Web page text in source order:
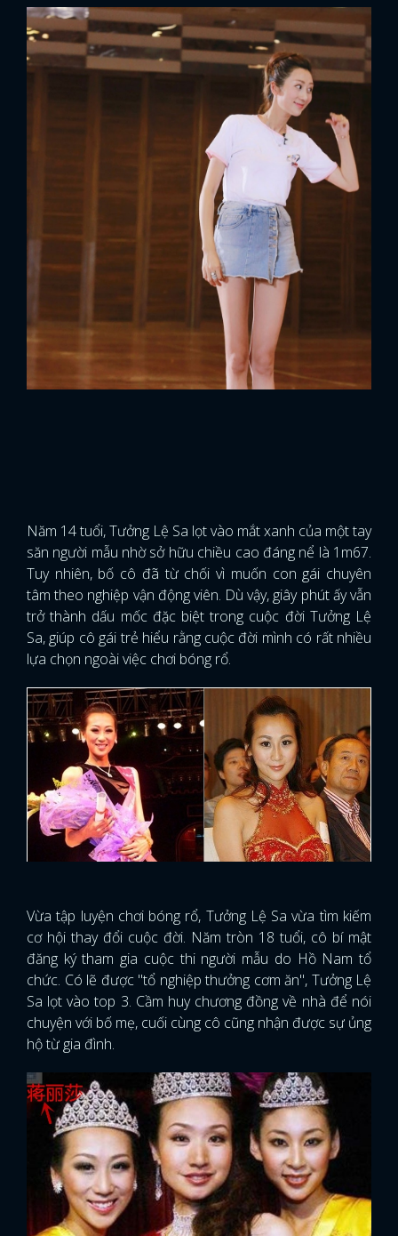
Năm 14 tuổi, Tưởng Lệ Sa lọt vào mắt xanh của một tay
săn người mẫu nhờ sở hữu chiều cao đáng nể là 1m67.
Tuy nhiên, bố cô đã từ chối vì muốn con gái chuyên
tâm theo nghiệp vận động viên. Dù vậy, giây phút ấy vẫn
trở thành dấu mốc đặc biệt trong cuộc đời Tưởng Lệ
Sa, giúp cô gái trẻ hiểu rằng cuộc đời mình có rất nhiều
lựa chọn ngoài việc chơi bóng rổ.
Vừa tập luyện chơi bóng rổ, Tưởng Lệ Sa vừa tìm kiếm
cơ hội thay đổi cuộc đời. Năm tròn 18 tuổi, cô bí mật
đăng ký tham gia cuộc thi người mẫu do Hồ Nam tổ
chức. Có lẽ được "tổ nghiệp thưởng cơm ăn", Tưởng Lệ
Sa lọt vào top 3. Cầm huy chương đồng về nhà để nói
chuyện với bố mẹ, cuối cùng cô cũng nhận được sự ủng
hộ từ gia đình.